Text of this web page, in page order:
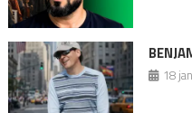
18